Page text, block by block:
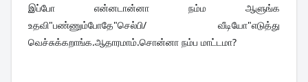
இப்போ என்னடான்னா நம்ம ஆளுங்க
உதவி"பண்ணும்போதே"செல்பி/ வீடியோ"எடுத்து
வெச்சுக்கறாங்க.ஆதாரமாம்.சொன்னா நம்ப மாட்டமா?